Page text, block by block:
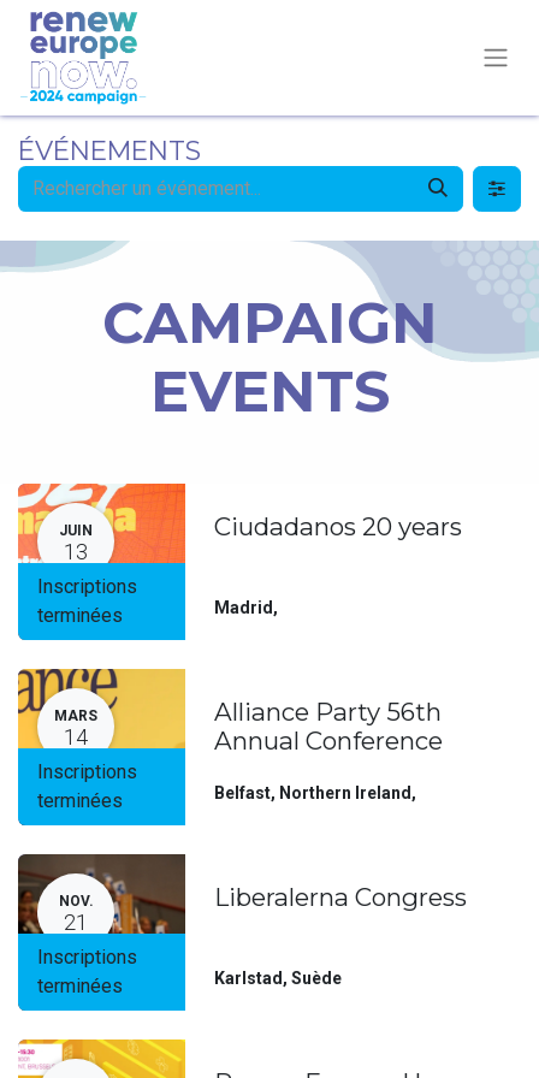
ÉVÉNEMENTS
CAMPAIGN
EVENTS
JUIN
13
Inscriptions
terminées
Ciudadanos 20 years
Madrid ,
MARS
14
Inscriptions
terminées
Alliance Party 56th
Annual Conference
Belfast, Northern Ireland ,
NOV.
21
Inscriptions
terminées
Liberalerna Congress
Karlstad ,Suède